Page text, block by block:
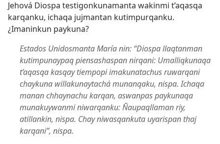
Jehová Diospa testigonkunamanta wakinmi t’aqasqa
karqanku, ichaqa jujmantan kutimpurqanku.
¿Imaninkun paykuna?
Estados Unidosmanta María nin: “Diospa llaqtanman
kutimpunaypaq piensashaspan nirqani: Umalliqkunaqa
t’aqasqa kasqay tiempopi imakunatachus ruwarqani
chaykuna willakunaytachá munanqaku, nispa. Ichaqa
manan chhaynachu karqan, aswanpas paykunaqa
munakuywanmi niwarqanku: Ñaupaqllaman riy,
atillankin, nispa. Chay niwasqankuta uyarispan thaj
karqani”, nispa.